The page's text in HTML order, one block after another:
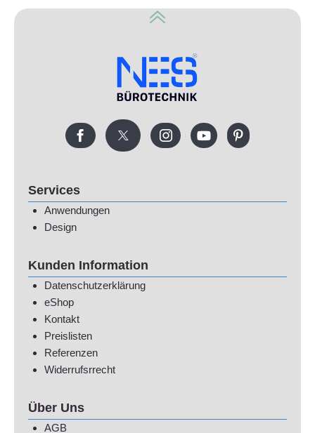
Services
Anwendungen
Design
Kunden Information
Datenschutzerklärung
eShop
Kontakt
Preislisten
Referenzen
Widerrufsrrecht
Über Uns
AGB